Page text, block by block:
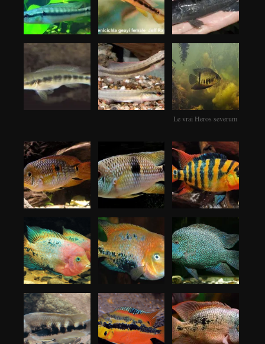
Le vrai Heros severum